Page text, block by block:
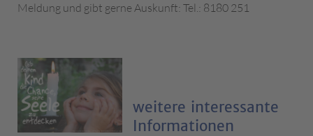
Meldung und gibt gerne Auskunft: Tel.: 8180 251
weitere interessante
Informationen